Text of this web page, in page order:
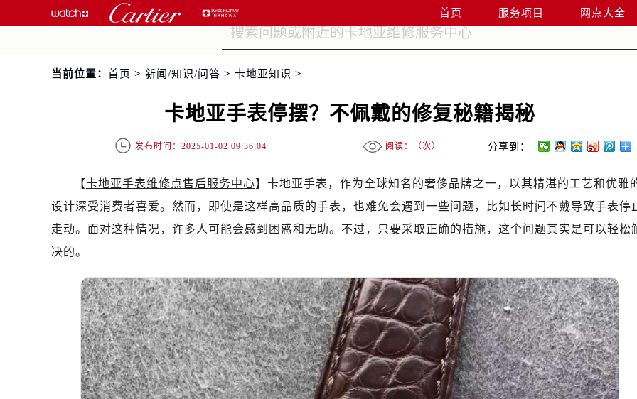
首页 服务项目 网点大全
当前位置： 首页 > 新闻/知识/问答 > 卡地亚知识 >
卡地亚手表停摆？不佩戴的修复秘籍揭秘
发布时间：2025-01-02 09:36:04 阅读：（次） 分享到：
【卡地亚手表维修点售后服务中心】卡地亚手表，作为全球知名的奢侈品牌之一，以其精湛的工艺和优雅
设计深受消费者喜爱。然而，即使是这样高品质的手表，也难免会遇到一些问题，比如长时间不戴导致手表停
走动。面对这种情况，许多人可能会感到困惑和无助。不过，只要采取正确的措施，这个问题其实是可以轻松
决的。